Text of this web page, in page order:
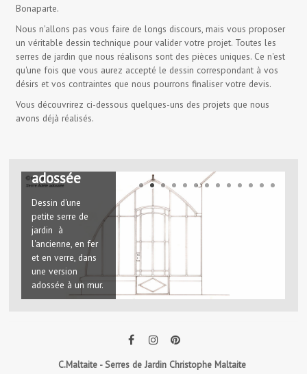
Bonaparte.
Nous n'allons pas vous faire de longs discours, mais vous proposer
un véritable dessin technique pour valider votre projet. Toutes les
serres de jardin que nous réalisons sont des pièces uniques. Ce n'est
qu'une fois que vous aurez accepté le dessin correspondant à vos
désirs et vos contraintes que nous pourrons finaliser votre devis.
Vous découvrirez ci-dessous quelques-uns des projets que nous
avons déjà réalisés.
adossée
Dessin d'une
petite serre de
jardin à
l'ancienne, en fer
et en verre, dans
une version
adossée à un mur.
C.Maltaite - Serres de Jardin Christophe Maltaite